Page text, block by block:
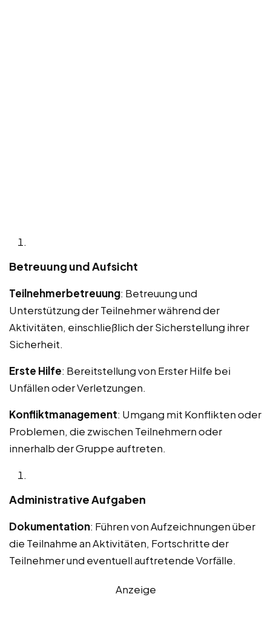
Betreuung und Aufsicht
Teilnehmerbetreuung: Betreuung und
Unterstützung der Teilnehmer während der
Aktivitäten, einschließlich der Sicherstellung ihrer
Sicherheit.
Erste Hilfe: Bereitstellung von Erster Hilfe bei
Unfällen oder Verletzungen.
Konfliktmanagement: Umgang mit Konflikten oder
Problemen, die zwischen Teilnehmern oder
innerhalb der Gruppe auftreten.
Administrative Aufgaben
Dokumentation: Führen von Aufzeichnungen über
die Teilnahme an Aktivitäten, Fortschritte der
Teilnehmer und eventuell auftretende Vorfälle.
Anzeige